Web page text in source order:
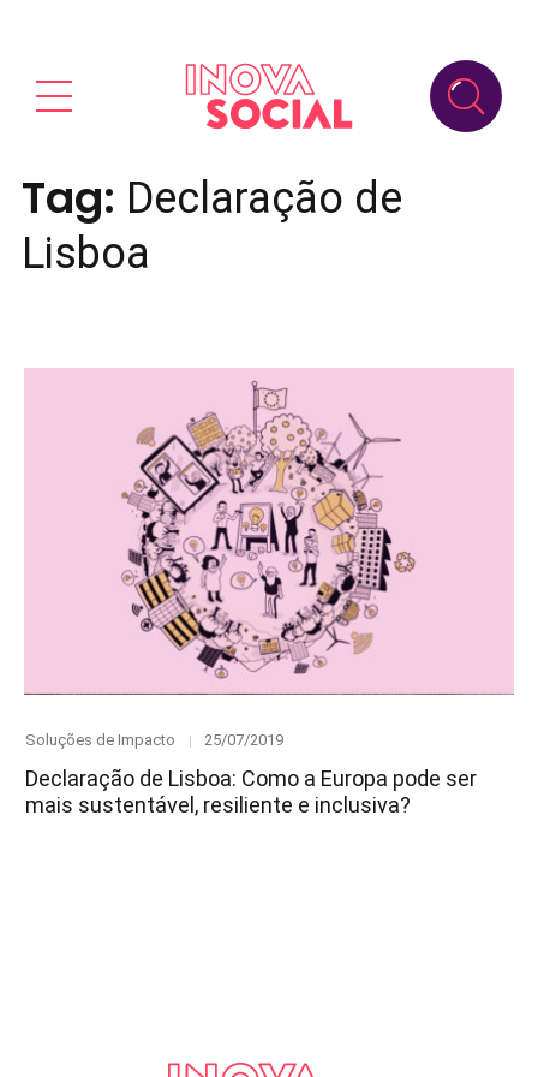
Tag: Declaração de
Lisboa
Category
Soluções de Impacto
Posted
25/07/2019
Declaração de Lisboa: Como a Europa pode ser
mais sustentável, resiliente e inclusiva?